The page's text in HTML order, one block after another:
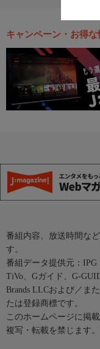
キャンペーン・お得な
番組内容、放送時間な
す。
番組データ提供元：IPG
TiVo、Gガイド、G-
Brands LLCおよび／ま
たは登録商標です。
このホームページに掲
複写・転載を禁じます。